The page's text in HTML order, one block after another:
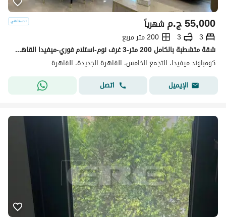
ج.م55,000 شهرياً
3
3
200 متر مربع
شقة متشطبة بالكامل 200 متر-3 غرف نوم-استلام فوري-ميفيدا القاهرة الجديدة
كومباوند ميفيدا، التجمع الخامس، القاهرة الجديدة، القاهرة
الإيميل
اتصل